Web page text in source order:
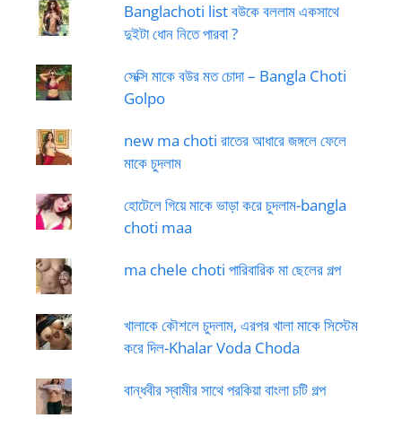
Banglachoti list বউকে বললাম একসাথে
দুইটা ধোন নিতে পারবা ?
সেক্সি মাকে বউর মত চোদা – Bangla Choti
Golpo
new ma choti রাতের আধারে জঙ্গলে ফেলে
মাকে চুদলাম
হোটেলে গিয়ে মাকে ভাড়া করে চুদলাম-bangla
choti maa
ma chele choti পারিবারিক মা ছেলের গল্প
খালাকে কৌশলে চুদলাম, এরপর খালা মাকে সিস্টেম
করে দিল-Khalar Voda Choda
বান্ধবীর স্বামীর সাথে পরকিয়া বাংলা চটি গল্প